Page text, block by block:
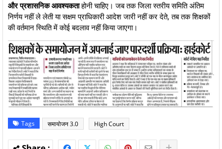
और प्रशासनिक आवश्यकताहोनी चाहिए। जब तक जिला स्तरीय समिति अंतिम
निर्णय नहीं ले लेती या सक्षम प्राधिकारी आदेश जारी नहीं कर देते, तब तक शिक्षकों
की वर्तमान स्थिति में कोई बदलाव नहीं किया जाएगा।
Tags समायोजन 3.0 High Court